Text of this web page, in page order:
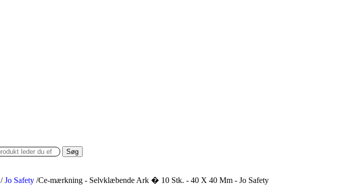
Søg
/ Jo Safety /Ce-mærkning - Selvklæbende Ark � 10 Stk. - 40 X 40 Mm - Jo Safety